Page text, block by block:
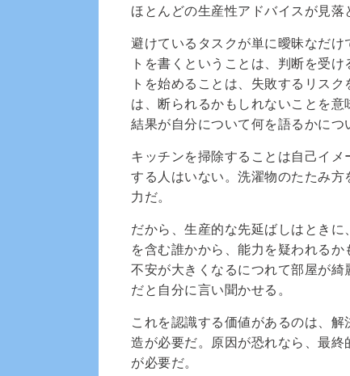
ほとんどの生産性アドバイスが見落
避けているタスクが単に曖昧なだ
トを書くということは、判断を受
トを始めることは、失敗するリス
は、断られるかもしれないことを意
結果が自分について何を語るかにつ
キッチンを掃除することは自己イ
する人はいない。洗濯物のたたみ
力だ。
だから、生産的な先延ばしはとき
を含む誰かから、能力を疑われるか
不安が大きくなるにつれて部屋が
だと自分に言い聞かせる。
これを認識する価値があるのは、
造が必要だ。原因が恐れなら、最
が必要だ。